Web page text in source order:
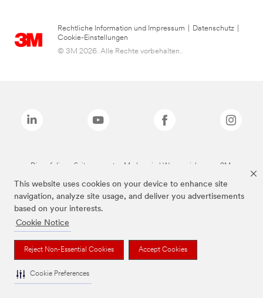
This website uses cookies on your device to enhance site
navigation, analyze site usage, and deliver you advertisements
based on your interests.
Cookie Notice
Reject Non-Essential Cookies Accept Cookies
Cookie Preferences
Rechtliche Information und Impressum Datenschutz
Cookie-Einstellungen
© 3M 2026. Alle Rechte vorbehalten..
Die auf dieser Seite genannten Marken sind Warenzeichen von 3M.